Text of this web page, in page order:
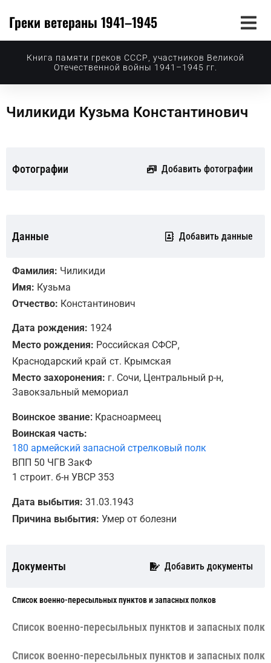
Греки ветераны 1941–1945
Книга памяти греков СССР, участников Великой
Отечественной войны 1941–1945 гг.
Чиликиди Кузьма Константинович
Фотографии Добавить фотографии
Данные Добавить данные
Фамилия: Чиликиди
Имя: Кузьма
Отчество: Константинович
Дата рождения: 1924
Место рождения: Российская СФСР,
Краснодарский край ст. Крымская
Место захоронения: г. Сочи, Центральный р-н,
Завокзальный мемориал
Воинское звание: Красноармеец
Воинская часть:
180 армейский запасной стрелковый полк
ВПП 50 ЧГВ ЗакФ
1 строит. б-н УВСР 353
Дата выбытия: 31.03.1943
Причина выбытия: Умер от болезни
Документы Добавить документы
Cписок военно-пересыльных пунктов и запасных полков
Cписок военно-пересыльных пунктов и запасных
Cписок военно-пересыльных пунктов и запасных